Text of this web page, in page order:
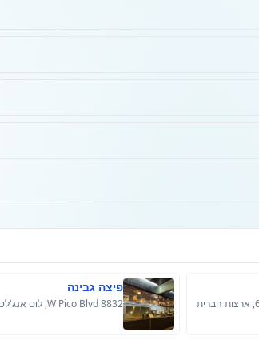
פיצה גבינה
8832 W Pico Blvd, לוס אנג'לס, קליפורניה 90035, ארה"ב